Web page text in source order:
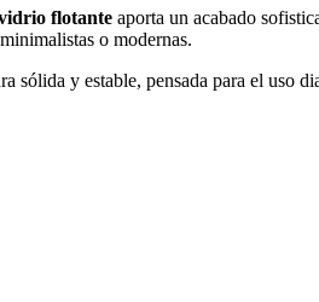
flotante aporta un acabado
o modernas.
sólida y estable, pensada para el uso